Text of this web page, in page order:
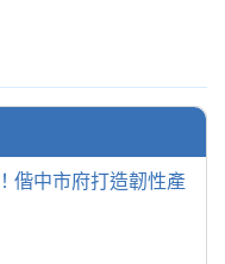
偕中市府打造韌性產